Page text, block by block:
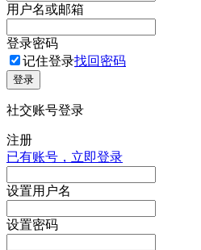
用户名或邮箱
登录密码
记住登录找回密码
登录
社交账号登录
注册
已有账号，立即登录
设置用户名
设置密码